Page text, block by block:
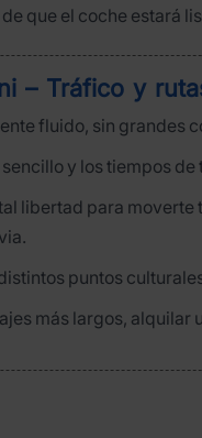
que el coche estará
– Tráfico y
fluido, sin
y los tiempos
libertad para
puntos
más largos, alquilar